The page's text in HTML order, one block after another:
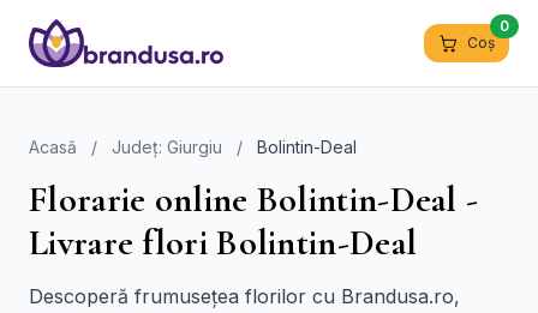
Coș
0
Acasă / Județ: Giurgiu / Bolintin-Deal
Florarie online Bolintin-Deal -
Livrare flori Bolintin-Deal
Descoperă frumusețea florilor cu Brandusa.ro,